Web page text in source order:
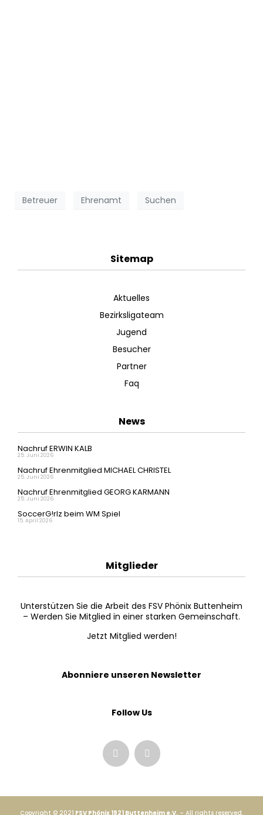
Betreuer Ehrenamt Suchen
Sitemap
Aktuelles
Bezirksligateam
Jugend
Besucher
Partner
Faq
News
Nachruf ERWIN KALB
25. Juni 2026
Nachruf Ehrenmitglied MICHAEL CHRISTEL
25. Juni 2026
Nachruf Ehrenmitglied GEORG KARMANN
25. Juni 2026
SoccerG!rlz beim WM Spiel
15. April 2026
Mitglieder
Unterstützen Sie die Arbeit des FSV Phönix Buttenheim
– Werden Sie Mitglied in einer starken Gemeinschaft.
Jetzt Mitglied werden!
Abonniere unseren Newsletter
Follow Us
Copyright © 2021 FSV Phönix 1921 Buttenheim e.V. – All rights reserved.